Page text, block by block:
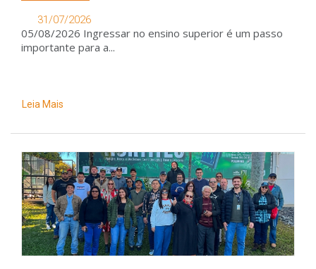
31/07/2026
05/08/2026 Ingressar no ensino superior é um passo
importante para a...
Leia Mais